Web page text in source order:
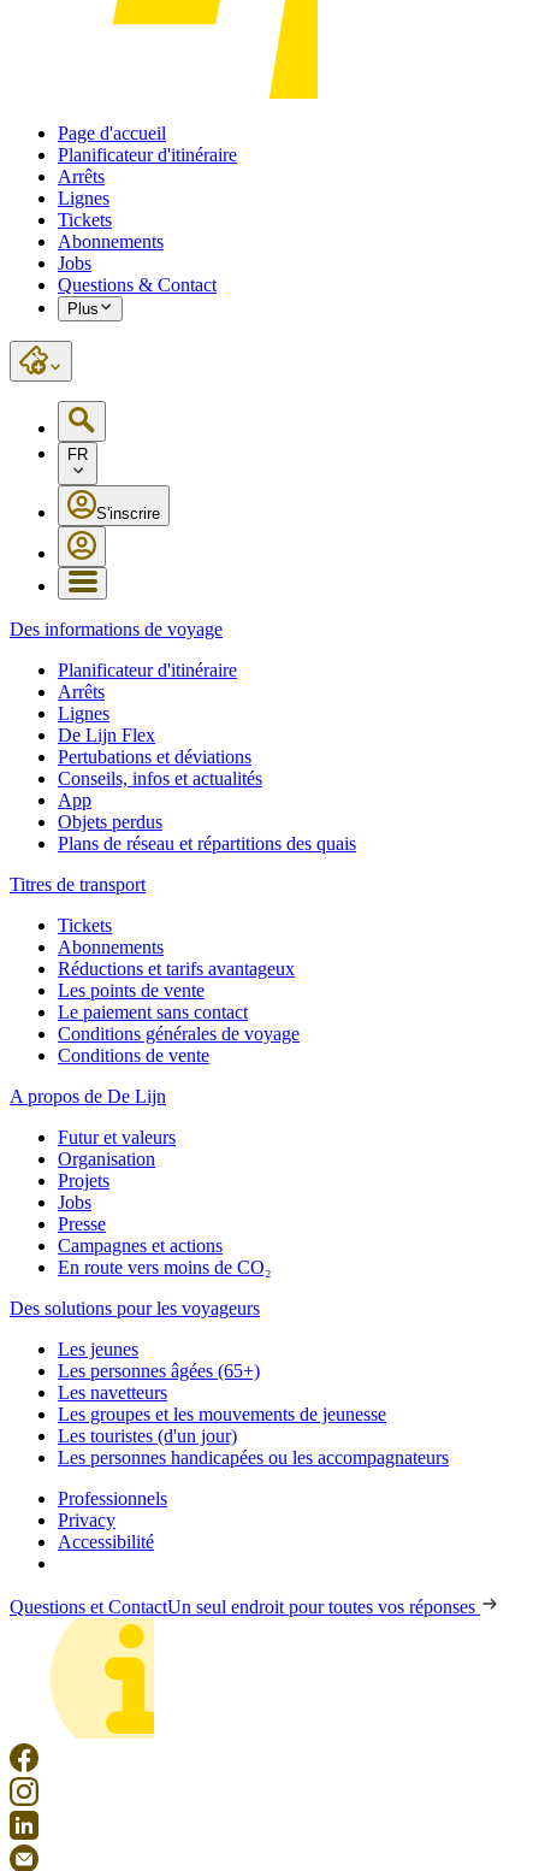
Page d'accueil
Planificateur d'itinéraire
Arrêts
Lignes
Tickets
Abonnements
Jobs
Questions & Contact
Plus
FR
S'inscrire
Des informations de voyage
Planificateur d'itinéraire
Arrêts
Lignes
De Lijn Flex
Pertubations et déviations
Conseils, infos et actualités
App
Objets perdus
Plans de réseau et répartitions des quais
Titres de transport
Tickets
Abonnements
Réductions et tarifs avantageux
Les points de vente
Le paiement sans contact
Conditions générales de voyage
Conditions de vente
A propos de De Lijn
Futur et valeurs
Organisation
Projets
Jobs
Presse
Campagnes et actions
En route vers moins de CO₂
Des solutions pour les voyageurs
Les jeunes
Les personnes âgées (65+)
Les navetteurs
Les groupes et les mouvements de jeunesse
Les touristes (d'un jour)
Les personnes handicapées ou les accompagnateurs
Professionnels
Privacy
Accessibilité
Questions et ContactUn seul endroit pour toutes vos réponses